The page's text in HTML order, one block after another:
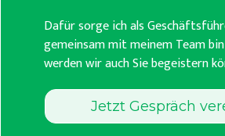
Dafür sorge ich als
gemeinsam mit meinem Team
werden wir auch Sie begeistern
Jetzt Gespräch